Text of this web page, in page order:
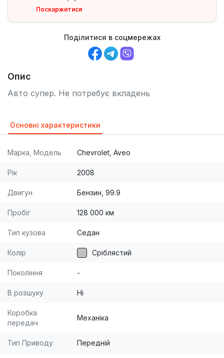
Поскаржитися
Поділитися в соцмережах
Опис
Авто супер. Не потребує вкладень
Основні характеристики
Марка, Модель Chevrolet, Aveo
Рік 2008
Двигун Бензин, 99.9
Пробіг 128 000 км
Тип кузова Седан
Колір Сріблястий
Покоління -
В розшуку Ні
Коробка
передач
Механіка
Тип Приводу Передній